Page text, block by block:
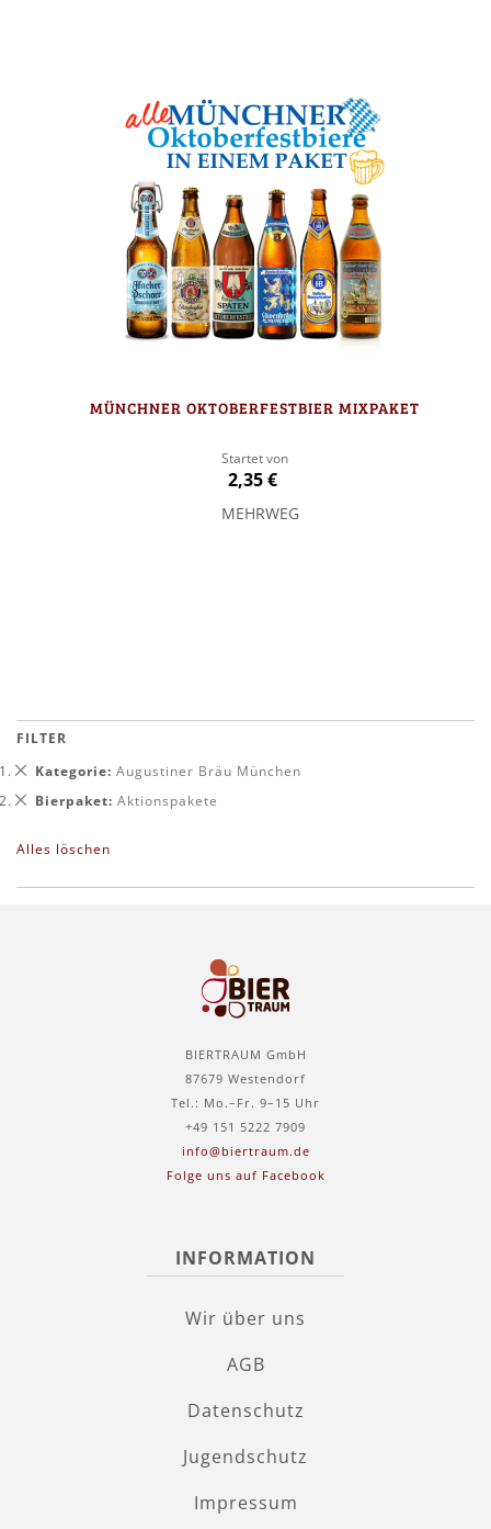
MÜNCHNER OKTOBERFESTBIER MIXPAKET
Startet von
2,35 €
MEHRWEG
FILTER
Kategorie Augustiner Bräu München
Dies
Bierpaket Aktionspakete
Dies
Alles löschen
BIERTRAUM GmbH
87679 Westendorf
Tel.: Mo.–Fr. 9–15 Uhr
+49 151 5222 7909
info@biertraum.de
Folge uns auf Facebook
INFORMATION
Wir über uns
AGB
Datenschutz
Jugendschutz
Impressum